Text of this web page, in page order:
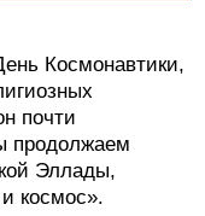
Космонавтики,
почти
продолжаем
Эллады,
космос».